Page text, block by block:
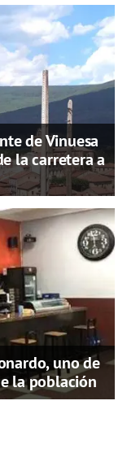
de Vinuesa
la carretera a
uno de
la población